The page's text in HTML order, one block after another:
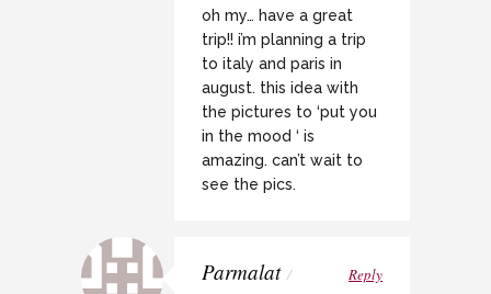
oh my… have a great
trip!! i’m planning a trip
to italy and paris in
august. this idea with
the pictures to ‘put you
in the mood ‘ is
amazing. can’t wait to
see the pics.
Parmalat /
Reply